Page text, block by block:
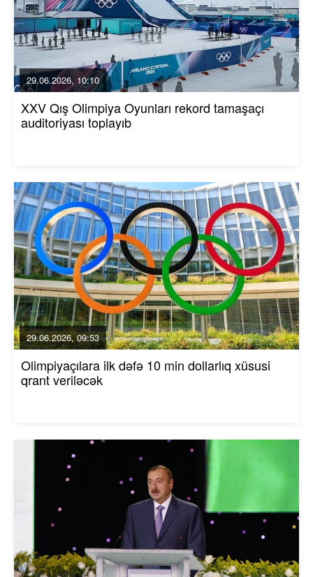
29.06.2026, 10:10
XXV Qış Olimpiya Oyunları rekord tamaşaçı
auditoriyası toplayıb
29.06.2026, 09:53
Olimpiyaçılara ilk dəfə 10 min dollarlıq xüsusi
qrant veriləcək